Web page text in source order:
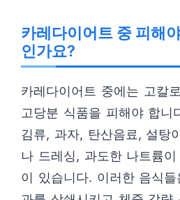
카레다이어트 중 피해
인가요?
카레다이어트 중에는 고칼
고당분 식품을 피해야 합니
김류, 과자, 탄산음료, 설탕
나 드레싱, 과도한 나트륨
이 있습니다. 이러한 음식